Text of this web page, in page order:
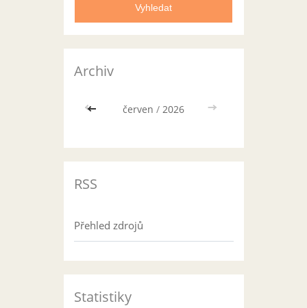
Archiv
<< červen / 2026 >>
RSS
Přehled zdrojů
Statistiky